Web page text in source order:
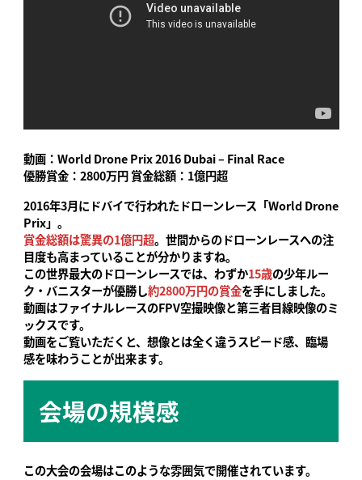
動画：World Drone Prix 2016 Dubai – Final Race
優勝賞金：2800万円 賞金総額：1億円超
2016年3月にドバイで行われたドローンレース「World Drone
Prix」。
賞金総額は驚異の1億円超。世間からのドローンレースへの注
目度も高まっていることが分かりますね。
この世界最大のドローンレースでは、わずか15歳の少年ルー
ク・バニスターが優勝し約2800万円の賞金を手にしました。
動画はファイナルレースのFPV空撮映像と第三者目線映像のミ
ックスです。
動画をご覧いただくと、想像とは全く違うスピード感、臨場
感を味わうことが出来ます。
会場の規模感
この大会の会場はこのような雰囲気で開催されています。